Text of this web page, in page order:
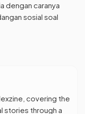
dengan caranya
sosial soal
covering the
stories through a